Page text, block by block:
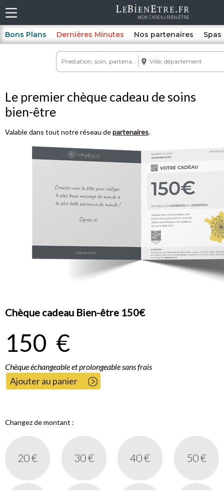
Bons Plans Dernières Minutes Nos partenaires Spas
Le premier chèque cadeau de soins
bien-être
Valable dans tout notre réseau departenaires.
Chèque cadeau Bien-être 150€
150 €
Chèque échangeable et prolongeable sans frais
Ajouter au panier
Changez de montant :
20 € 30 € 40 € 50 €